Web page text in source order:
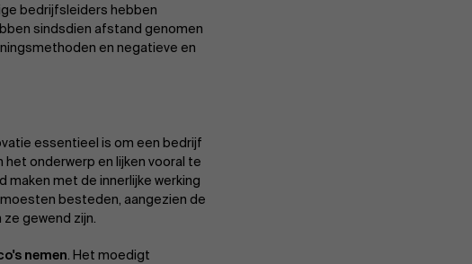
bedrijfsleiders hebben
sindsdien afstand genomen
en negatieve en
essentieel is om een bedrijf
onderwerp en lijken vooral te
met de innerlijke werking
besteden, aangezien de
gewend zijn.
nemen. Het moedigt